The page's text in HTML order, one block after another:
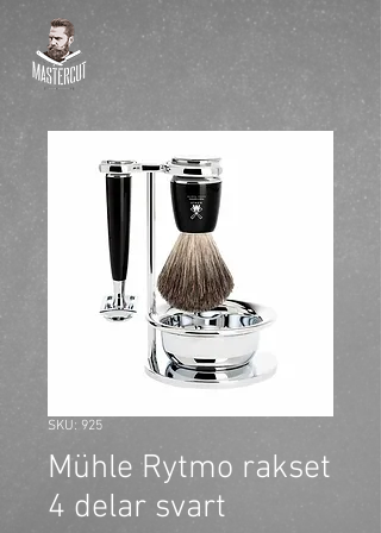
SKU: 925
Mühle Rytmo rakset
4 delar svart